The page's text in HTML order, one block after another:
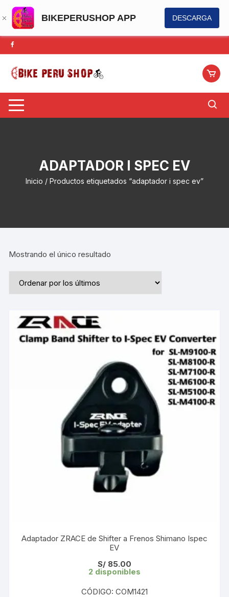
BIKEPERUSHOP APP DESCARGA
Saltar
al
contenido
ADAPTADOR I SPEC EV
Inicio / Productos etiquetados “adaptador i spec ev”
Mostrando el único resultado
Adaptador ZRACE de Shifter a Frenos Shimano Ispec
EV
S/85.00
2 disponibles
CÓDIGO: COM1421